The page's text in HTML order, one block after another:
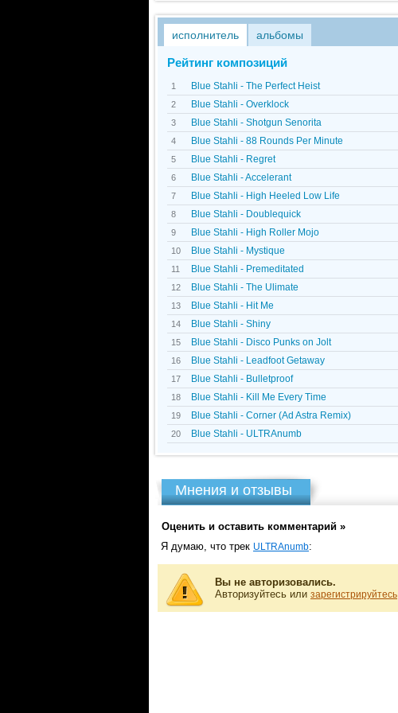
исполнитель альбомы
Рейтинг композиций
1 Blue Stahli - The Perfect Heist
2
Blue Stahli - Overklock
3
Blue Stahli - Shotgun Senorita
4
Blue Stahli - 88 Rounds Per Minute
5
Blue Stahli - Regret
6
Blue Stahli - Accelerant
7
Blue Stahli - High Heeled Low Life
8
Blue Stahli - Doublequick
9
Blue Stahli - High Roller Mojo
10
Blue Stahli - Mystique
11
Blue Stahli - Premeditated
12
Blue Stahli - The Ulimate
13
Blue Stahli - Hit Me
14
Blue Stahli - Shiny
15
Blue Stahli - Disco Punks on Jolt
16
Blue Stahli - Leadfoot Getaway
17
Blue Stahli - Bulletproof
18
Blue Stahli - Kill Me Every Time
19
Blue Stahli - Corner (Ad Astra Remix)
20
Blue Stahli - ULTRAnumb
Мнения и отзывы
Оценить и оставить комментарий »
Я думаю, что трек ULTRAnumb:
Вы не авторизовались.
Авторизуйтесь или зарегистрируйтесь